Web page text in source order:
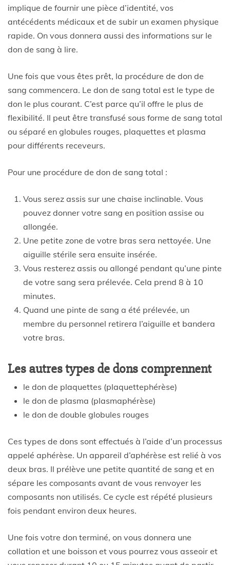
implique de fournir une pièce d’identité, vos
antécédents médicaux et de subir un examen physique
rapide. On vous donnera aussi des informations sur le
don de sang à lire.
Une fois que vous êtes prêt, la procédure de don de
sang commencera. Le don de sang total est le type de
don le plus courant. C’est parce qu’il offre le plus de
flexibilité. Il peut être transfusé sous forme de sang total
ou séparé en globules rouges, plaquettes et plasma
pour différents receveurs.
Pour une procédure de don de sang total :
Vous serez assis sur une chaise inclinable. Vous
pouvez donner votre sang en position assise ou
allongée.
Une petite zone de votre bras sera nettoyée. Une
aiguille stérile sera ensuite insérée.
Vous resterez assis ou allongé pendant qu’une pinte
de votre sang sera prélevée. Cela prend 8 à 10
minutes.
Quand une pinte de sang a été prélevée, un
membre du personnel retirera l’aiguille et bandera
votre bras.
Les autres types de dons comprennent
le don de plaquettes (plaquettephérèse)
le don de plasma (plasmaphérèse)
le don de double globules rouges
Ces types de dons sont effectués à l’aide d’un processus
appelé aphérèse. Un appareil d’aphérèse est relié à vos
deux bras. Il prélève une petite quantité de sang et en
sépare les composants avant de vous renvoyer les
composants non utilisés. Ce cycle est répété plusieurs
fois pendant environ deux heures.
Une fois votre don terminé, on vous donnera une
collation et une boisson et vous pourrez vous asseoir et